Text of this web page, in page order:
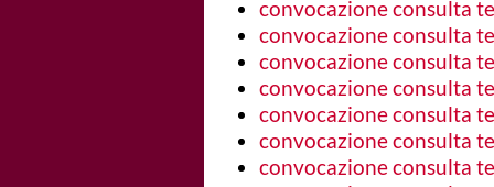
convocazione consulta
convocazione consulta
convocazione consulta
convocazione consulta
convocazione consulta
convocazione consulta
convocazione consulta